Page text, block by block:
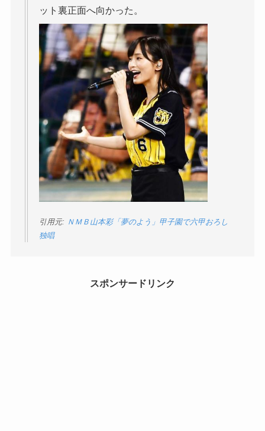
ット裏正面へ向かった。
引用元: ＮＭＢ山本彩「夢のよう」甲子園で六甲おろし
独唱
スポンサードリンク